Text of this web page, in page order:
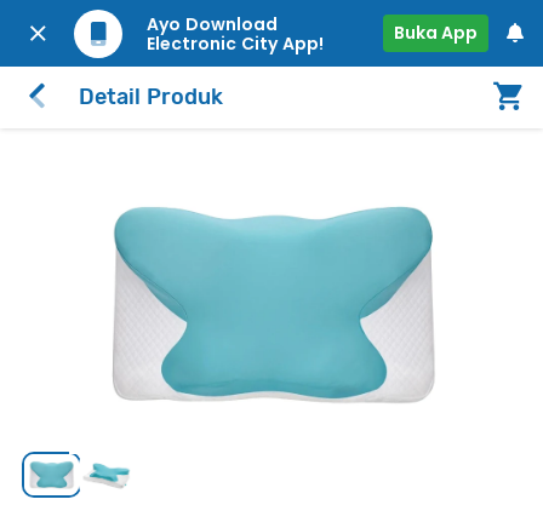
Ayo Download
Electronic City App!
Buka App
Detail Produk